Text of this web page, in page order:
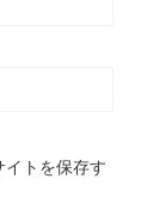
イトを保存す